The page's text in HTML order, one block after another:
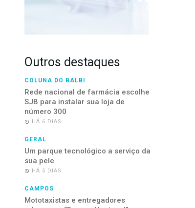
Outros destaques
COLUNA DO BALBI
Rede nacional de farmácia escolhe
SJB para instalar sua loja de
número 300
HÁ 6 DIAS
GERAL
Um parque tecnológico a serviço da
sua pele
HÁ 5 DIAS
CAMPOS
Mototaxistas e entregadores